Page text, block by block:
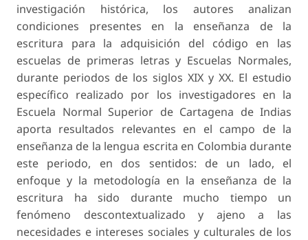
investigación histórica, los autores analizan
condiciones presentes en la enseñanza de la
escritura para la adquisición del código en las
escuelas de primeras letras y Escuelas Normales,
durante periodos de los siglos XIX y XX. El estudio
específico realizado por los investigadores en la
Escuela Normal Superior de Cartagena de Indias
aporta resultados relevantes en el campo de la
enseñanza de la lengua escrita en Colombia durante
este periodo, en dos sentidos: de un lado, el
enfoque y la metodología en la enseñanza de la
escritura ha sido durante mucho tiempo un
fenómeno descontextualizado y ajeno a las
necesidades e intereses sociales y culturales de los